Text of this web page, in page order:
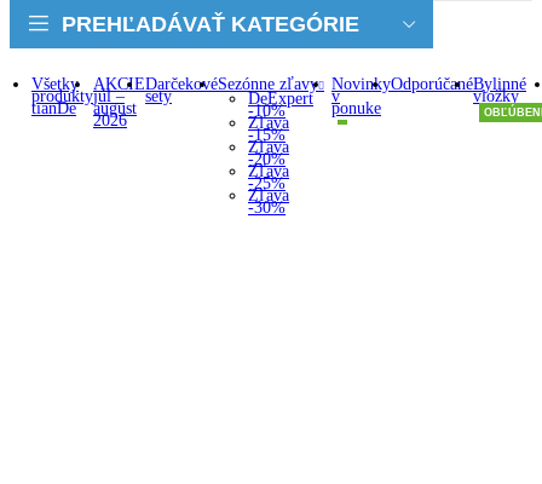
PREHĽADÁVAŤ KATEGÓRIE
Všetky
produkty
tianDe
AKCIE
júl –
august
2026
Darčekové
sety
Sezónne zľavy
DeExpert
-10%
Zľava
-15%
Zľava
-20%
Zľava
-25%
Zľava
-30%
Novinky
v
ponuke
OdporúčanéBylinné
vložky